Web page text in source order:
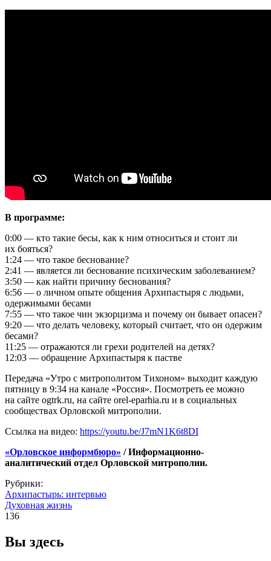
В программе:
0:00 — кто такие бесы, как к ним относиться и стоит ли
их бояться?
1:24 — что такое беснование?
2:41 — является ли беснование психическим заболеванием?
3:50 — как найти причину беснования?
6:56 — о личном опыте общения Архипастыря с людьми,
одержимыми бесами
7:55 — что такое чин экзорцизма и почему он бывает опасен?
9:20 — что делать человеку, который считает, что он одержим
бесами?
11:25 — отражаются ли грехи родителей на детях?
12:03 — обращение Архипастыря к пастве
Передача «Утро с митрополитом Тихоном» выходит каждую
пятницу в 9:34 на канале «Россия». Посмотреть ее можно
на сайте ogtrk.ru, на сайте orel-eparhia.ru и в социальных
сообществах Орловской митрополии.
Ссылка на видео: https://youtu.be/J7mN1K6t8DI
«Орловское информбюро» / Информационно-
аналитический отдел Орловской митрополии.
Рубрики:
Архипастырь: интервью
Духовная жизнь
136
Вы здесь